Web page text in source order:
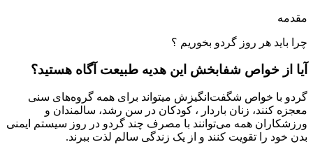
مقدمه
چرا باید هر روز گردو بخوریم ؟
آیا از خواص شفا‌بخش این هدیه طبیعت آگاه هستید؟
گردو با خواص شگفت‌انگیزش میتواند برای همه گروه‌های سنی
معجزه کنند، زنان باردار ، کودکان در سن رشد، سالمندان و
ورزشکاران همه می‌توانند با مصرف چند گردو در روز سیستم ایمنی
بدن خود را تقویت کنند و از یک زندگی سالم لذت ببرند.